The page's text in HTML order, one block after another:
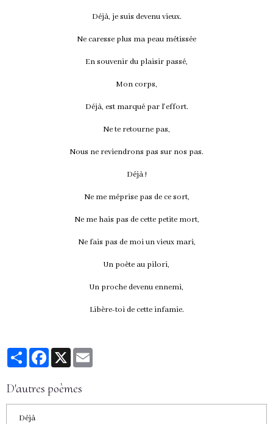
Déjà, je suis devenu vieux.
Ne caresse plus ma peau métissée
En souvenir du plaisir passé,
Mon corps,
Déjà, est marqué par l'effort.
Ne te retourne pas,
Nous ne reviendrons pas sur nos pas.
Déjà !
Ne me méprise pas de ce sort,
Ne me hais pas de cette petite mort,
Ne fais pas de moi un vieux mari,
Un poète au pilori,
Un proche devenu ennemi,
Libère-toi de cette infamie.
PartagerFacebook
X
D'autres poèmes
Déjà